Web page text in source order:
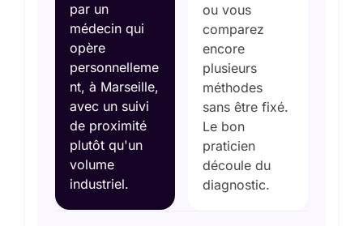
par un
médecin qui
opère
personnelleme
nt, à Marseille,
avec un suivi
de proximité
plutôt qu'un
volume
industriel.
ou vous
comparez
encore
plusieurs
méthodes
sans être fixé.
Le bon
praticien
découle du
diagnostic.